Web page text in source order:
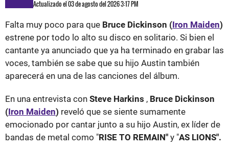
Actualizado el 03 de agosto del 2026 3:17 PM
Falta muy poco para que Bruce Dickinson (Iron Maiden)
estrene por todo lo alto su disco en solitario. Si bien el
cantante ya anunciado que ya ha terminado en grabar las
voces, también se sabe que su hijo Austin también
aparecerá en una de las canciones del álbum.
En una entrevista con Steve Harkins , Bruce Dickinson
(Iron Maiden) reveló que se siente sumamente
emocionado por cantar junto a su hijo Austin, ex líder de
bandas de metal como "RISE TO REMAIN" y "AS LIONS".